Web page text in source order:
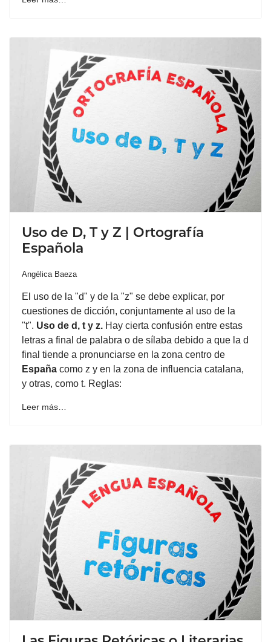
Uso de D, T y Z | Ortografía
Española
Angélica Baeza
El uso de la "d" y de la "z" se debe explicar, por
cuestiones de dicción, conjuntamente al uso de la
"t". Uso de d, t y z. Hay cierta confusión entre estas
letras a final de palabra o de sílaba debido a que la d
final tiende a pronunciarse en la zona centro de
España como z y en la zona de influencia catalana,
y otras, como t. Reglas:
Leer más…